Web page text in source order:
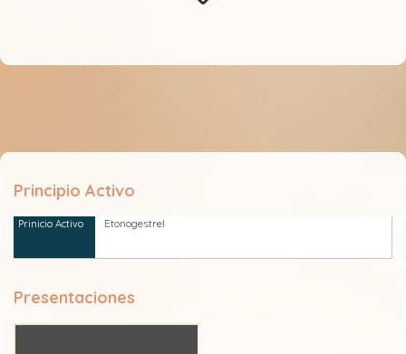
Principio Activo
Etonogestrel
Presentaciones